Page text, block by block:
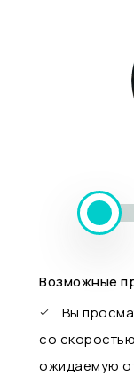
Возможные
Вы
со
ожидаемую